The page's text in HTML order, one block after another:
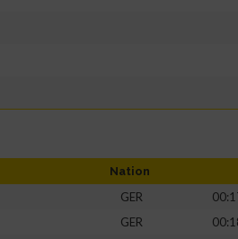
Nation
GER
GER